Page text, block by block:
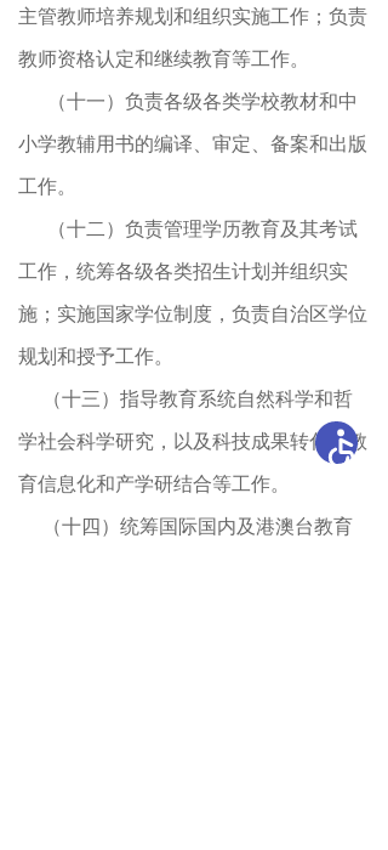
主管教师培养规划和组织实施工作；负责
教师资格认定和继续教育等工作。
（十一）负责各级各类学校教材和中
小学教辅用书的编译、审定、备案和出版
工作。
（十二）负责管理学历教育及其考试
工作 ， 统筹各级各类招生计划并组织实
施；实施国家学位制度 ， 负责自治区学位
规划和授予工作。
（十三）指导教育系统自然科学和哲
学社会科学研究 ， 以及科技成果转化、教
育信息化和产学研结合等工作。
（十四）统筹国际国内及港澳台教育